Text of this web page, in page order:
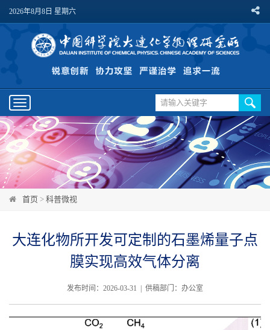
2026年8月8日 星期六
Toggle
navigation
首页 > 科普微视
大连化物所开发可定制的石墨烯量子点
膜实现高效气体分离
发布时间：2026-03-31 | 供稿部门：办公室